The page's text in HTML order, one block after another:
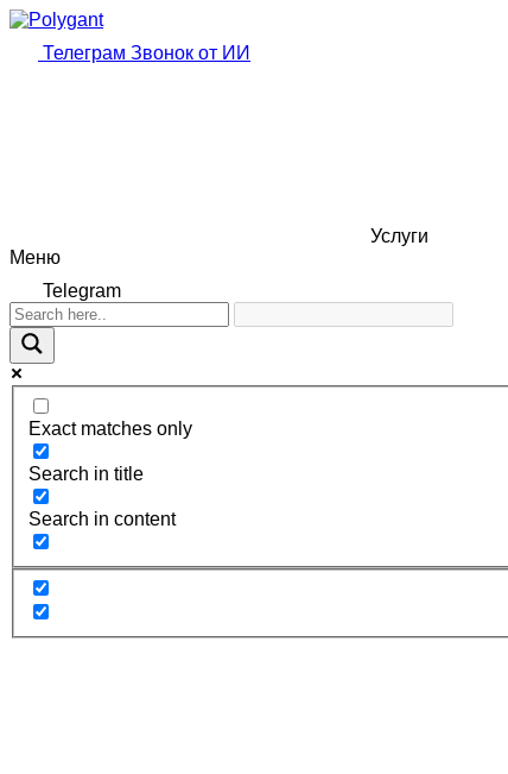
Телеграм Звонок от ИИ
Услуги
Меню
Telegram
Exact matches only
Search in title
Search in content